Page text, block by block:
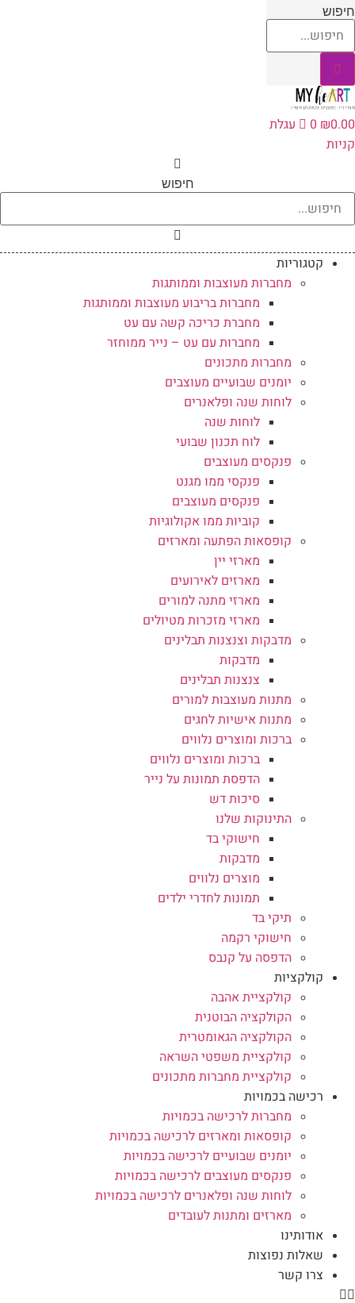
₪
0
עגלת
חיפוש
קטגוריות
מחברות מעוצבות וממותגות
מחברות בריבוע מעוצבות וממותגות
מחברת כריכה קשה עם עט
מחברות עם עט – נייר ממוחזר
מחברות מתכונים
יומנים שבועיים מעוצבים
לוחות שנה ופלאנרים
לוחות שנה
לוח תכנון שבועי
פנקסים מעוצבים
פנקסי ממו מגנט
פנקסים מעוצבים
קוביות ממו אקולוגיות
קופסאות הפתעה ומארזים
מארזי יין
מארזים לאירועים
מארזי מתנה למורים
מארזי מזכרות מטיולים
מדבקות וצנצנות תבלינים
מדבקות
צנצנות תבלינים
מתנות מעוצבות למורים
מתנות אישיות לחגים
ברכות ומוצרים נלווים
ברכות ומוצרים נלווים
הדפסת תמונות על נייר
סיכות דש
התינוקות שלנו
חישוקי בד
מדבקות
מוצרים נלווים
תמונות לחדרי ילדים
תיקי בד
חישוקי רקמה
הדפסה על קנבס
קולקציות
קולקציית אהבה
הקולקציה הבוטנית
הקולקציה הגאומטרית
קולקציית משפטי השראה
קולקציית מחברות מתכונים
רכישה בכמויות
מחברות לרכישה בכמויות
קופסאות ומארזים לרכישה בכמויות
יומנים שבועיים לרכישה בכמויות
פנקסים מעוצבים לרכישה בכמויות
לוחות שנה ופלאנרים לרכישה בכמויות
מארזים ומתנות לעובדים
אודותינו
שאלות נפוצות
צרו קשר